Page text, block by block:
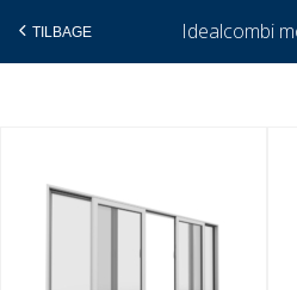
indholdet
TILBAGE Idealcombi